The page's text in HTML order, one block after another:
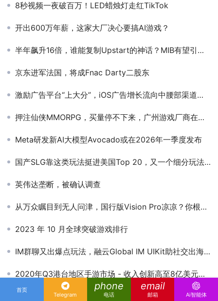
8秒视频一夜破百万！LED蜡烛灯走红TikTok
开出600万年薪，这家大厂决心要搞AI游戏？
半年飙升16倍，谁能复制Upstart的神话？MIB有望引航金融科技出海大时代
京东进军法国，将成Fnac Darty二股东
激励广告平台“上大分”，iOS广告增长流向中腰部渠道？丨《AppsFlyer 广告平台综合表现报告》第十八版解读
押注仙侠MMORPG，买量停不下来，广州游戏厂商在这个市场疯狂搞钱！
Meta研发新AI大模型Avocado或在2026年一季度发布
国产SLG靠这类玩法挺进美国Top 20，又一个细分玩法悄然崛起
英伟达垄断，被确认调查
从万众瞩目到无人问津，国行版Vision Pro凉凉？你根本没看懂苹果
2023 年 10 月全球突破游戏排行
IM群聊又出爆点玩法，融云Global IM UIKit助社交出海全速创新
2020年Q3港台地区手游市场 - 收入创新高至8亿美元，同比增长29%
解压游戏再度成为欧美主流？从7月美榜热门新品看超休闲游戏动向
首页
Telegram
phone
电话
email
邮箱 Ai智能体